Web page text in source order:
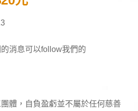
消息可以follow我們的
體，自負盈虧並不屬於任何慈善